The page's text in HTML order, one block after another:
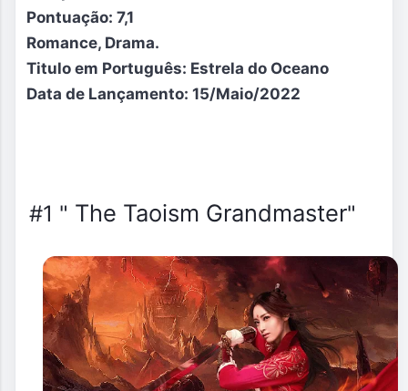
Pontuação: 7,1
Romance, Drama.
Titulo em Português: Estrela do Oceano
Data de Lançamento: 15/Maio/2022
#1 " The Taoism Grandmaster"